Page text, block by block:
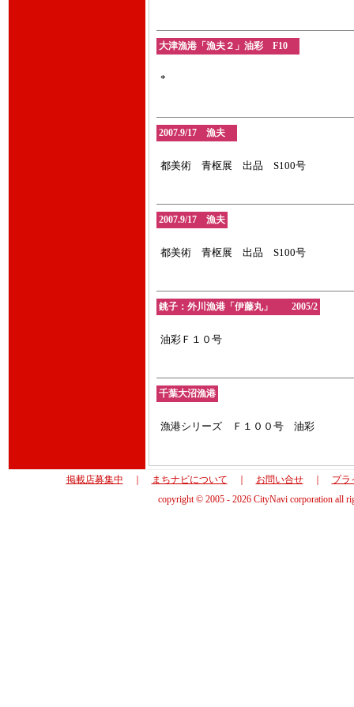
大津漁港「漁夫２」油彩 F10
*
2007.9/17 漁夫
都美術 青枢展 出品 S100号
2007.9/17 漁夫
都美術 青枢展 出品 S100号
銚子：外川漁港「伊藤丸」 2005/2
油彩Ｆ１０号
千葉大沼漁港
漁港シリーズ Ｆ１００号 油彩
掲載店募集中 まちナビについて お問い合せ｜
プラ
copyright © 2005 - 2026 CityNavi corporation all